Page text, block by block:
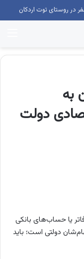
در روستای توت اردکان
به
دولت
دفاتر یا حساب‌های بانکی
دولتی است؛ باید